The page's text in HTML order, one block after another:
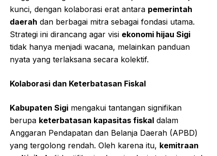
kunci, dengan kolaborasi erat antara pemerintah
daerah dan berbagai mitra sebagai fondasi utama.
Strategi ini dirancang agar visi ekonomi hijau Sigi
tidak hanya menjadi wacana, melainkan panduan
nyata yang terlaksana secara kolektif.
Kolaborasi dan Keterbatasan Fiskal
Kabupaten Sigi mengakui tantangan signifikan
berupa keterbatasan kapasitas fiskal dalam
Anggaran Pendapatan dan Belanja Daerah (APBD)
yang tergolong rendah. Oleh karena itu, kemitraan